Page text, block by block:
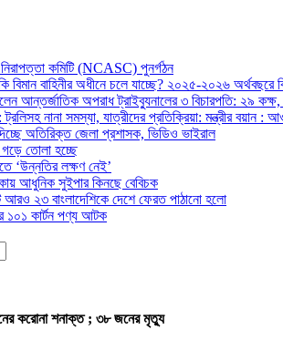
নিরাপত্তা কমিটি (NCASC) পুনর্গঠন
বিমান বাহিনীর অধীনে চলে যাচ্ছে? ২০২৫-২০২৬
আন্তর্জাতিক অপরাধ ট্রাইব্যুনালের ৩ বিচারপতি: ২৯
: ট্রলিসহ নানা সমস্যা, যাত্রীদের প্রতিক্রিয়া: মন্ত্রীর
অতিরিক্ত জেলা প্রশাসক, ভিডিও ভাইরাল
গড়ে তোলা হচ্ছে
‘উন্নতির লক্ষণ নেই’
আধুনিক সুইপার কিনছে বেবিচক
আরও ২৩ বাংলাদেশিকে দেশে ফেরত পাঠানো হলো
১০১ কার্টন পণ্য আটক
করোনা শনাক্ত ; ৩৮ জনের মৃত্যু